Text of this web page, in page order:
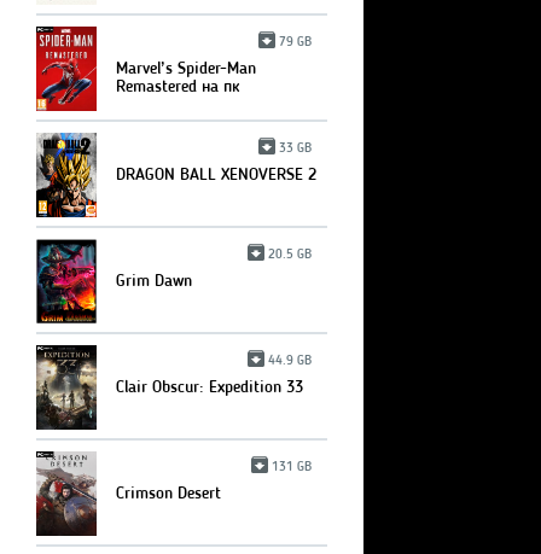
79 GB
Marvel’s Spider-Man
Remastered на пк
33 GB
DRAGON BALL XENOVERSE 2
20.5 GB
Grim Dawn
44.9 GB
Clair Obscur: Expedition 33
131 GB
Crimson Desert